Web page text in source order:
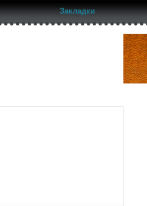
Закладки